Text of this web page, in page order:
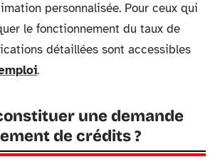
personnalisée. Pour ceux qui
le fonctionnement du taux de
détaillées sont accessibles
.
une demande
de crédits ?